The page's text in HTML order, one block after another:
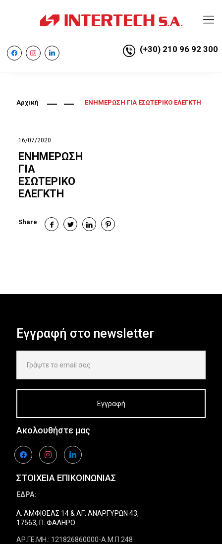
facebookinstagramlinkedin (+30) 210 96 92 300
Αρχική ΕΝΗΜΕΡΩΣΗ ΓΙΑ ΕΣΩΤΕΡΙΚΟ ΕΛΕΓΚΤΗ
16/07/2020
ΕΝΗΜΕΡΩΣΗ
ΓΙΑ
ΕΣΩΤΕΡΙΚΟ
ΕΛΕΓΚΤΗ
Share
Εγγραφή στο newsletter
Ακολουθήστε μας
facebookinstagramlinkedin
ΣΤΟΙΧΕΙΑ ΕΠΙΚΟΙΝΩΝΙΑΣ
ΕΔΡΑ:
Λ. ΑΜΦΙΘΕΑΣ 14 & ΑΓ. ΑΝΑΡΓΥΡΩΝ 43,
17563, Π. ΦΑΛΗΡΟ
ΑΡ.ΓΕ.ΜΗ.: 121826860000-Α.Μ.Π 248